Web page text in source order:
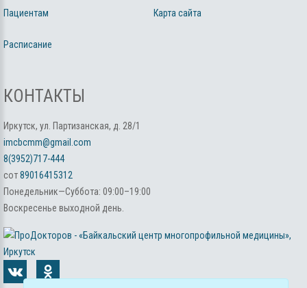
Пациентам Карта сайта
Расписание
КОНТАКТЫ
Иркутск, ул. Партизанская, д. 28/1
imcbcmm@gmail.com
8(3952)717-444
сот89016415312
Понедельник—Суббота: 09:00–19:00
Воскресенье выходной день.